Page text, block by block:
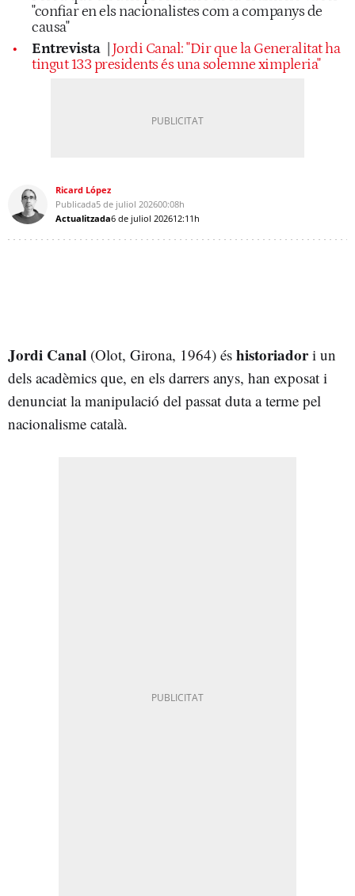
"confiar en els nacionalistes com a companys de
causa"
Entrevista
Jordi Canal: "Dir que la Generalitat ha
tingut 133 presidents és una solemne ximpleria"
Ricard López
Publicada5 de juliol 202600:08h
Actualitzada6 de juliol 202612:11h
Jordi Canal (Olot, Girona, 1964) és historiadori un
dels acadèmics que, en els darrers anys, han exposat i
denunciat la manipulació del passat duta a terme pel
nacionalisme català.